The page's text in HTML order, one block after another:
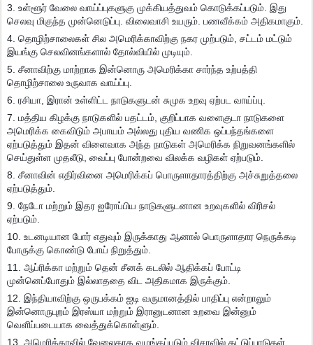
3. உள்ளூர் வேலை வாய்ப்புகளுகு முக்கியத்துவம் கொடுக்கப்படும். இது
செலவு மிகுந்த முன்னெடுப்பு. விலைவாசி உயரும். பணவீக்கம் அதிகமாகும்.
4. தொழிற்சாலைகள் சில அமெரிக்காவிற்கு நகர முற்படும், சட்டம் மட்டும்
இயங்கு செலவினங்களால் தோல்வியில் முடியும்.
5. சீனாவிற்கு மாற்றாக இன்னொரு அமெரிக்கா சார்ந்த உற்பத்தி
தொழிற்சாலை உருவாக வாய்ப்பு.
6. ரசியா, இரான் உள்ளிட்ட நாடுகளுடன் சுமுக உறவு ஏற்பட வாய்ப்பு.
7. மத்திய கிழக்கு நாடுகளில் பதட்டம், குறிப்பாக வளைகுடா நாடுகளை
அமெரிக்க கைவிடும் அபாயம் அல்லது புதிய வணிக ஒப்பந்தங்களை
ஏற்படுத்தும் இதன் விளைவாக அந்த நாடுகள் அமெரிக்க நிறுவனங்களில்
செய்துள்ள முதலீடு, வைப்பு போன்றவை விலக்க வழிகள் ஏற்படும்.
8. சீனாவின் எதிர்வினை அமெரிக்கப் பொருளாதாரத்திற்கு அச்சுறுத்தலை
ஏற்படுத்தும்.
9. நேடோ மற்றும் இதர ஐரோப்பிய நாடுகளுடனான உறவுகளில் விரிசல்
ஏற்படும்.
10. உடனடியான போர் எதுவும் இருக்காது ஆனால் பொருளாதார நெருக்கடி
போருக்கு கொண்டு போய் நிறுத்தும்.
11. ஆப்ரிக்கா மற்றும் தென் சீனக் கடலில் ஆதிக்கப் போட்டி
முன்னெப்போதும் இல்லாததை விட அதிகமாக இருக்கும்.
12. இந்தியாவிற்கு ஒருபக்கம் ஐடி வருமானத்தில் பாதிப்பு என்றாலும்
இன்னொருபுறம் இரஸ்யா மற்றும் இரானுடனான உறவை இன்னும்
வெளிப்படையாக வைத்துக்கொள்ளும்.
13. அமெரிக்காவில் வேலைகாக வழங்கப்படும் விசாவில் கட்டுப்பாடுகள்